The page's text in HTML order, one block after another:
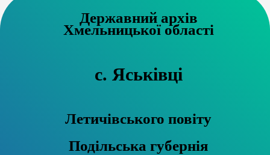
Державний архів
Хмельницької області
с. Яськівці
Летичівського повіту
Подільська губернія